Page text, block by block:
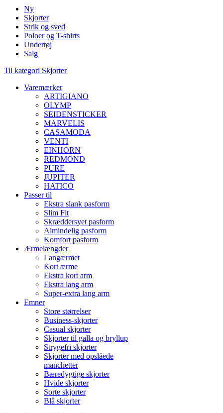
Ny
Skjorter
Strik og sved
Poloer og T-shirts
Undertøj
Salg
Til kategori Skjorter
Varemærker
ARTIGIANO
OLYMP
SEIDENSTICKER
MARVELIS
CASAMODA
VENTI
EINHORN
REDMOND
PURE
JUPITER
HATICO
Passer til
Ekstra slank pasform
Slim Fit
Skræddersyet pasform
Almindelig pasform
Komfort pasform
Ærmelængder
Langærmet
Kort ærme
Ekstra kort arm
Ekstra lang arm
Super-extra lang arm
Emner
Store størrelser
Business-skjorter
Casual skjorter
Skjorter til galla og bryllup
Strygefri skjorter
Skjorter med opslåede
manchetter
Bæredygtige skjorter
Hvide skjorter
Sorte skjorter
Blå skjorter